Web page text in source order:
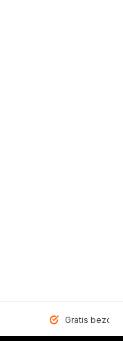
Gratis